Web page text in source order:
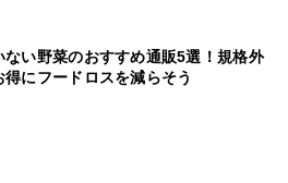
ない野菜のおすすめ通販5選！規格外
得にフードロスを減らそう